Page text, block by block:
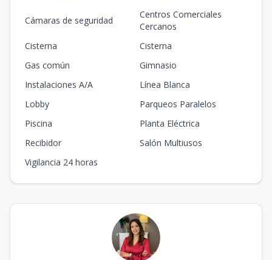
Cámaras de seguridad
Centros Comerciales
Cercanos
Cisterna
Cisterna
Gas común
Gimnasio
Instalaciones A/A
Línea Blanca
Lobby
Parqueos Paralelos
Piscina
Planta Eléctrica
Recibidor
Salón Multiusos
Vigilancia 24 horas